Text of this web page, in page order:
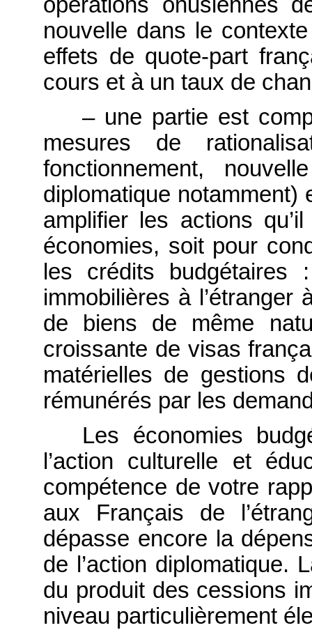
nouvelle dans le
effets de quote-part
cours et à un taux de
– une partie est
mesures de
fonctionnement,
diplomatique
amplifier les actions
économies, soit pour
les crédits budgétaires
immobilières à
de biens de même
croissante de visas
matérielles de gestions
rémunérés par les
Les économies
l’action culturelle et
compétence de votre
aux Français de
dépasse encore la
de l’action diplomatique.
du produit des cessions
niveau particulièrement